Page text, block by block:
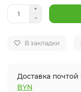
В закладки
Доставка
BYN